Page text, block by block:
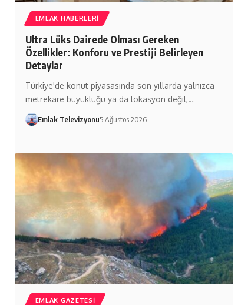
EMLAK HABERLERI
Ultra Lüks Dairede Olması Gereken
Özellikler: Konforu ve Prestiji Belirleyen
Detaylar
Türkiye'de konut piyasasında son yıllarda yalnızca
metrekare büyüklüğü ya da lokasyon değil,…
Emlak Televizyonu5 Ağustos 2026
EMLAK GAZETESI